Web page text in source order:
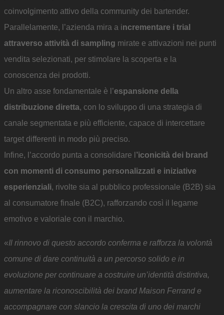
coinvolgimento attivo della community dei bartender.
Parallelamente, l’azienda mira a incrementare i trial
attraverso attività di sampling mirate e attivazioni nei punti
vendita selezionati, per stimolare la scoperta e la
conoscenza dei prodotti.
Un altro asse fondamentale è l’espansione della
distribuzione diretta, con lo sviluppo di una strategia di
canale segmentata e più efficiente, capace di intercettare
target differenti in modo più preciso.
Infine, l’accordo punta a consolidare l ’iconicità dei brand
con momenti di consumo personalizzati e iniziative
esperienziali, rivolte sia al pubblico professionale (B2B) sia
al consumatore finale (B2C), rafforzando così il legame
emotivo e valoriale con il marchio.
«Il rinnovo di questo accordo conferma e rafforza la volontà
comune di dare continuità a un percorso solido e in
evoluzione per continuare a costruire un’identità distintiva,
aumentare la riconoscibilità dei brand Maison Ferrand e
accompagnare con slancio la crescita di uno dei marchi